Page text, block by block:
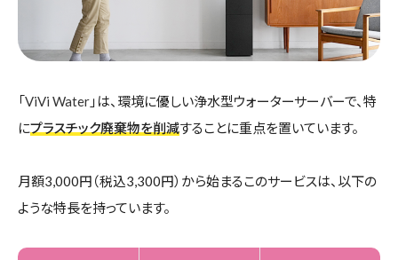
「 ViVi Water 」は、環境に優しい浄水型ウォーターサーバーで、特
にプラスチック廃棄物を削減することに重点を置いています。
月額3,000円（税込3,300円）から始まるこのサービスは、以下の
ような特長を持っています。